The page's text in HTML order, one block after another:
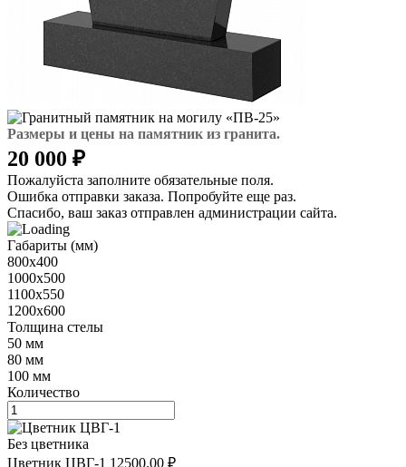
Размеры и цены на памятник из гранита.
20 000 ₽
Пожалуйста заполните обязательные поля.
Ошибка отправки заказа. Попробуйте еще раз.
Спасибо, ваш заказ отправлен администрации сайта.
Габариты (мм)
800х400
1000х500
1100х550
1200х600
Толщина стелы
50 мм
80 мм
100 мм
Количество
Без цветника
Цветник ЦВГ-1 12500.00 ₽